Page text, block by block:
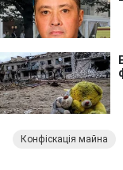
Конфіскація майна